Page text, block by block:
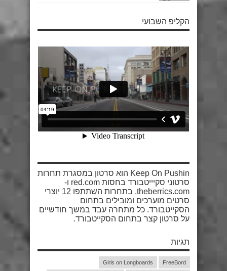
הקליפ השבועי
Keep On Pushin הוא סרטון במסגרת תחרות
סרטוני סקיייטבורד בחסות red.com ו-
theberrics.com. בתחרות השתתפו 12 יוצרי
סרטים מוערכים ומובילים בתחום
הסקייטבורד. כל מתחרה עבד במשך חודשיים
על סרטון קצר בתחום הסקייטבורד.
תגיות
FreeBord
Girls on Longboards